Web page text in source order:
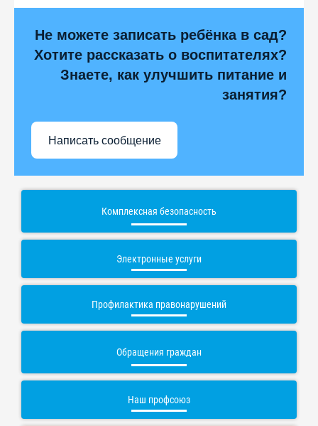
Не можете записать ребёнка в сад?
Хотите рассказать о воспитателях?
Знаете, как улучшить питание и
занятия?
Написать сообщение
Комплексная безопасность
Электронные услуги
Профилактика правонарушений
Обращения граждан
Наш профсоюз